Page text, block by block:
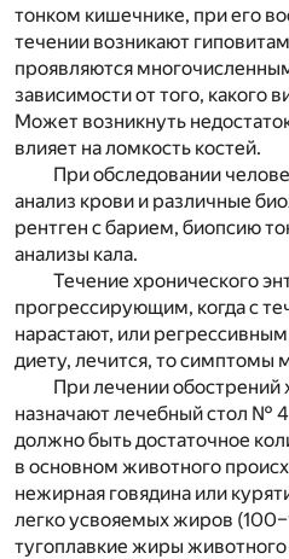
тонком кишечнике, при его
течении возникают
проявляются
зависимости от того, какого
Может возникнуть
влияет на ломкость костей.
При обследовании
анализ крови и различные
рентген с барием, биопсию
анализы кала.
Течение хронического
прогрессирующим, когда с
нарастают, или
диету, лечится, то симптомы
При лечении обострений
назначают лечебный стол №
должно быть достаточное
в основном животного
нежирная говядина или
легко усвояемых жиров
тугоплавкие жиры